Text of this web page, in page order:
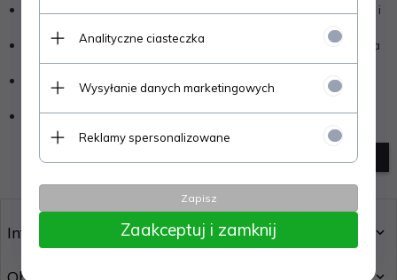
Sprawdź, czy wszystkie słowa zostały poprawnie napisane i
spróbuj ponownie.
Użyj innych, bardziej ogólnych słów kluczowych (jedno - dwa
słowa).
Podaj ogólną nazwę produktu, którego szukasz. Nie
znalazłeś? Skorzystaj z zaawansowanych filtrów.
Jeśli nadal nie znalazłeś produktu,skontaktuj się z nami,
pomożemy go dla Ciebie znaleźć!
szukanie zaawansowane
Informacje
Analityczne ciasteczka
Wysyłanie danych marketingowych
Reklamy spersonalizowane
Zapisz
Zaakceptuj i zamknij